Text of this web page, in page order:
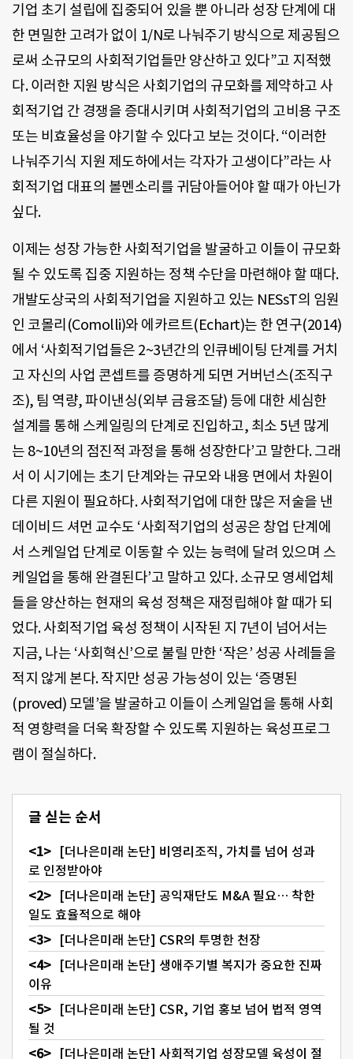
기업 초기 설립에 집중되어 있을 뿐 아니라 성장 단계에 대
한 면밀한 고려가 없이 1/N로 나눠주기 방식으로 제공됨으
로써 소규모의 사회적기업들만 양산하고 있다”고 지적했
다. 이러한 지원 방식은 사회기업의 규모화를 제약하고 사
회적기업 간 경쟁을 증대시키며 사회적기업의 고비용 구조
또는 비효율성을 야기할 수 있다고 보는 것이다. “이러한
나눠주기식 지원 제도하에서는 각자가 고생이다”라는 사
회적기업 대표의 볼멘소리를 귀담아들어야 할 때가 아닌가
싶다.
이제는 성장 가능한 사회적기업을 발굴하고 이들이 규모화
될 수 있도록 집중 지원하는 정책 수단을 마련해야 할 때다.
개발도상국의 사회적기업을 지원하고 있는 NESsT의 임원
인 코몰리(Comolli)와 에카르트(Echart)는 한 연구(2014)
에서 ‘사회적기업들은 2~3년간의 인큐베이팅 단계를 거치
고 자신의 사업 콘셉트를 증명하게 되면 거버넌스(조직구
조), 팀 역량, 파이낸싱(외부 금융조달) 등에 대한 세심한
설계를 통해 스케일링의 단계로 진입하고, 최소 5년 많게
는 8~10년의 점진적 과정을 통해 성장한다’고 말한다. 그래
서 이 시기에는 초기 단계와는 규모와 내용 면에서 차원이
다른 지원이 필요하다. 사회적기업에 대한 많은 저술을 낸
데이비드 셔먼 교수도 ‘사회적기업의 성공은 창업 단계에
서 스케일업 단계로 이동할 수 있는 능력에 달려 있으며 스
케일업을 통해 완결된다’고 말하고 있다. 소규모 영세업체
들을 양산하는 현재의 육성 정책은 재정립해야 할 때가 되
었다. 사회적기업 육성 정책이 시작된 지 7년이 넘어서는
지금, 나는 ‘사회혁신’으로 불릴 만한 ‘작은’ 성공 사례들을
적지 않게 본다. 작지만 성공 가능성이 있는 ‘증명된
(proved) 모델’을 발굴하고 이들이 스케일업을 통해 사회
적 영향력을 더욱 확장할 수 있도록 지원하는 육성프로그
램이 절실하다.
글 싣는 순서
[더나은미래 논단] 비영리조직, 가치를 넘어 성과
로 인정받아야
[더나은미래 논단] 공익재단도 M&A 필요… 착한
일도 효율적으로 해야
[더나은미래 논단] CSR의 투명한 천장
[더나은미래 논단] 생애주기별 복지가 중요한 진짜
이유
[더나은미래 논단] CSR, 기업 홍보 넘어 법적 영역
될 것
[더나은미래 논단] 사회적기업 성장모델 육성이 절